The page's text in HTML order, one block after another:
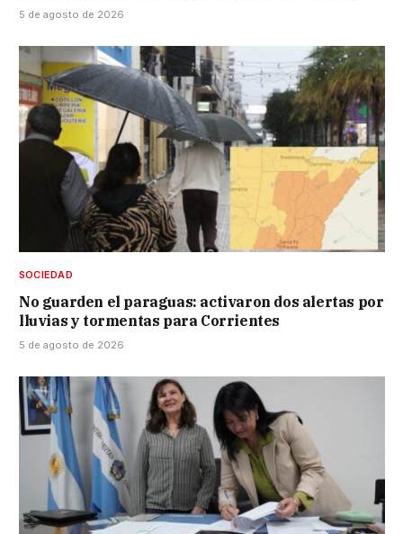
5 de agosto de 2026
SOCIEDAD
No guarden el paraguas: activaron dos alertas por
lluvias y tormentas para Corrientes
5 de agosto de 2026